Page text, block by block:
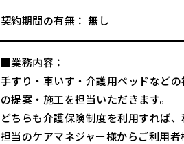
契約期間の有無： 無し
■業務内容：
手すり・車いす・介護用ベッドなど
の提案・施工を担当いただきます。
どちらも介護保険制度を利用すれば
担当のケアマネジャー様からご利用